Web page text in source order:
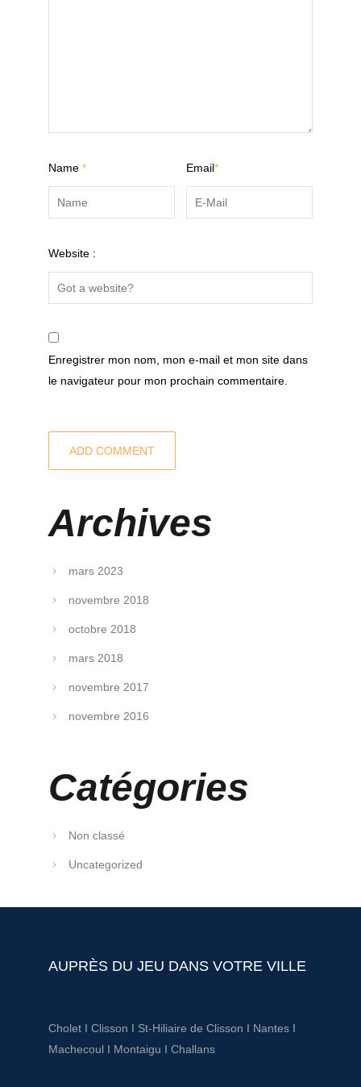
Name * Email*
Website :
Enregistrer mon nom, mon e-mail et mon site dans
le navigateur pour mon prochain commentaire.
Archives
mars 2023
novembre 2018
octobre 2018
mars 2018
novembre 2017
novembre 2016
Catégories
Non classé
Uncategorized
AUPRÈS DU JEU DANS VOTRE VILLE
CholetI Clisson I St-Hiliaire de Clisson I NantesI
Machecoul I Montaigu I Challans